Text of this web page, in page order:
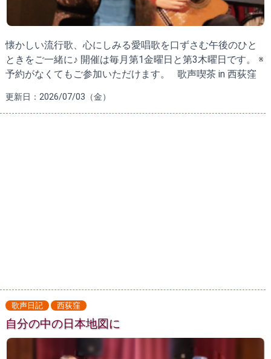
懐かしい流行歌、心にしみる愛唱歌を口ずさむ午後のひと
ときをご一緒に♪ 開催は毎月第1金曜日と第3木曜日です。 ※
予約がなくてもご参加いただけます。 歌声喫茶 in 西荻窪
更新日：2026/07/03（金）
歌声日記 西荻窪
自分の中の日本地図に